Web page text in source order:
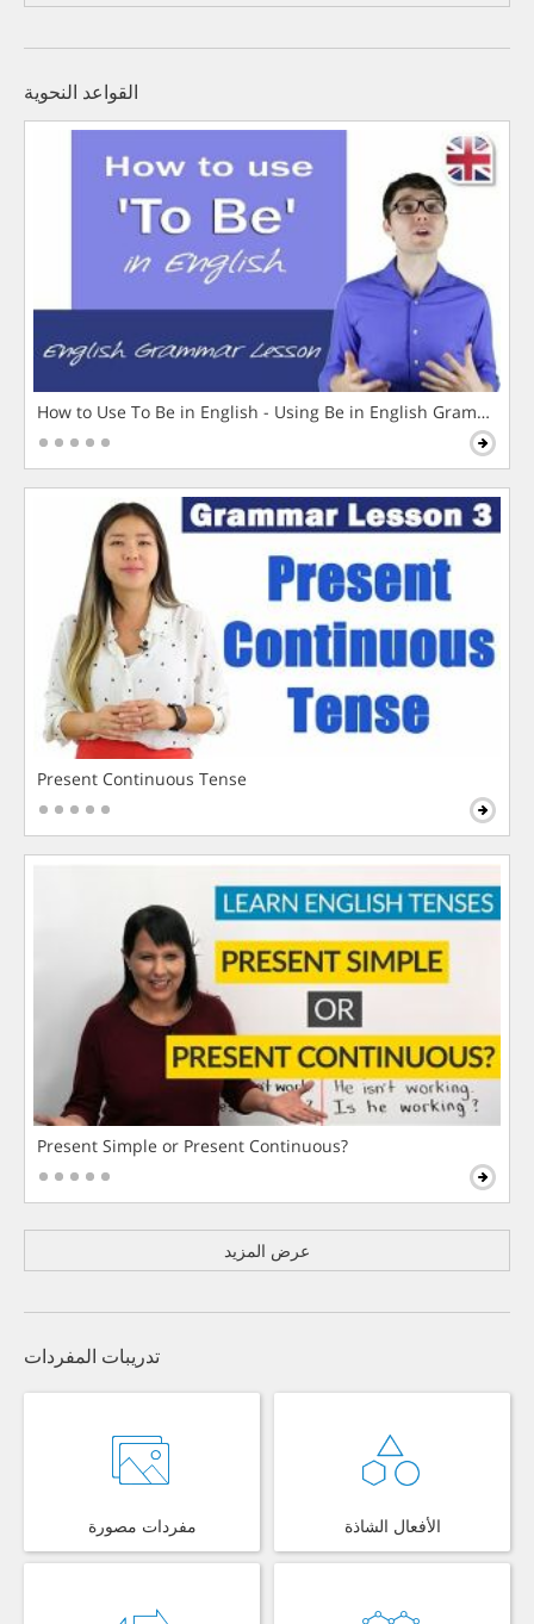
القواعد النحوية
How to Use To Be in English - Using Be in English Grammar
Present Continuous Tense
Present Simple or Present Continuous?
عرض المزيد
تدريبات المفردات
مفردات مصورة الأفعال الشاذة